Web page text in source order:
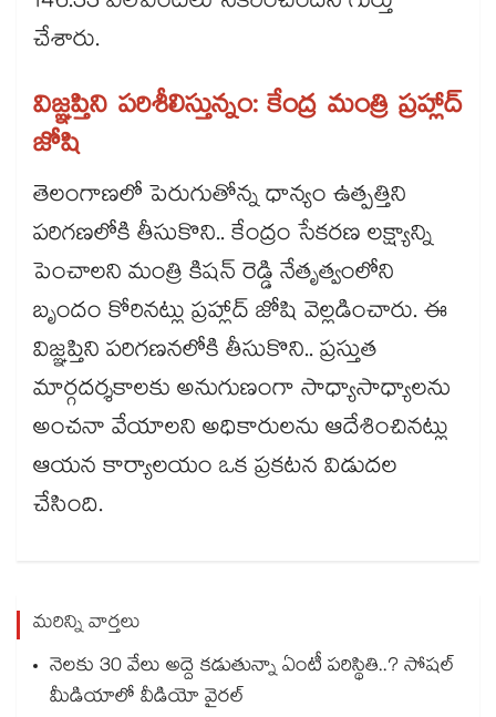
చేశారు.
విజ్ఞప్తిని పరిశీలిస్తున్నం: కేంద్ర మంత్రి ప్రహ్లాద్
జోషి
తెలంగాణలో పెరుగుతోన్న ధాన్యం ఉత్పత్తిని
పరిగణలోకి తీసుకొని.. కేంద్రం సేకరణ లక్ష్యాన్ని
పెంచాలని మంత్రి కిషన్ రెడ్డి నేతృత్వంలోని
బృందం కోరినట్లు ప్రహ్లాద్ జోషి వెల్లడించారు. ఈ
విజ్ఞప్తిని పరిగణనలోకి తీసుకొని.. ప్రస్తుత
మార్గదర్శకాలకు అనుగుణంగా సాధ్యాసాధ్యాలను
అంచనా వేయాలని అధికారులను ఆదేశించినట్లు
ఆయన కార్యాలయం ఒక ప్రకటన విడుదల
చేసింది.
మరిన్ని వార్తలు
నెలకు 30 వేలు అద్దె కడుతున్నా ఏంటీ పరిస్థితి..? సోషల్
మీడియాలో వీడియో వైరల్